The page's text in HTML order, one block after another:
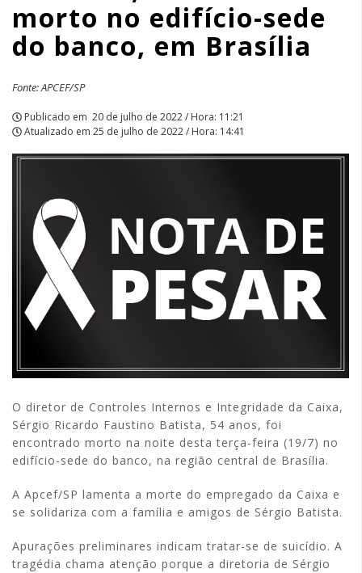
do
banco,
em
Brasília
|
APCEF/SP
morto no edifício-sede
do banco, em Brasília
Fonte: APCEF/SP
Publicado em 20 de julho de 2022 / Hora: 11:21
Atualizado em 25 de julho de 2022 / Hora: 14:41
O diretor de Controles Internos e Integridade da Caixa,
Sérgio Ricardo Faustino Batista, 54 anos, foi
encontrado morto na noite desta terça-feira (19/7) no
edifício-sede do banco, na região central de Brasília.
A Apcef/SP lamenta a morte do empregado da Caixa e
se solidariza com a família e amigos de Sérgio Batista.
Apurações preliminares indicam tratar-se de suicídio. A
tragédia chama atenção porque a diretoria de Sérgio